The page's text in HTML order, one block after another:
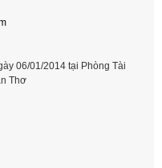
06/01/2014 tại Phòng Tài
Thơ